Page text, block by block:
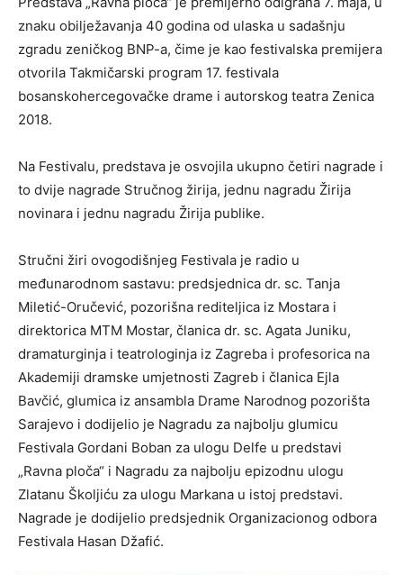
znaku obilježavanja 40 godina od ulaska u sadašnju
zgradu zeničkog BNP-a, čime je kao festivalska premijera
otvorila Takmičarski program 17. festivala
bosanskohercegovačke drame i autorskog teatra Zenica
2018.
Na Festivalu, predstava je osvojila ukupno četiri nagrade i
to dvije nagrade Stručnog žirija, jednu nagradu Žirija
novinara i jednu nagradu Žirija publike.
Stručni žiri ovogodišnjeg Festivala je radio u
međunarodnom sastavu: predsjednica dr. sc. Tanja
Miletić-Oručević, pozorišna rediteljica iz Mostara i
direktorica MTM Mostar, članica dr. sc. Agata Juniku,
dramaturginja i teatrologinja iz Zagreba i profesorica na
Akademiji dramske umjetnosti Zagreb i članica Ejla
Bavčić, glumica iz ansambla Drame Narodnog pozorišta
Sarajevo i dodijelio je Nagradu za najbolju glumicu
Festivala Gordani Boban za ulogu Delfe u predstavi
„Ravna ploča“ i Nagradu za najbolju epizodnu ulogu
Zlatanu Školjiću za ulogu Markana u istoj predstavi.
Nagrade je dodijelio predsjednik Organizacionog odbora
Festivala Hasan Džafić.